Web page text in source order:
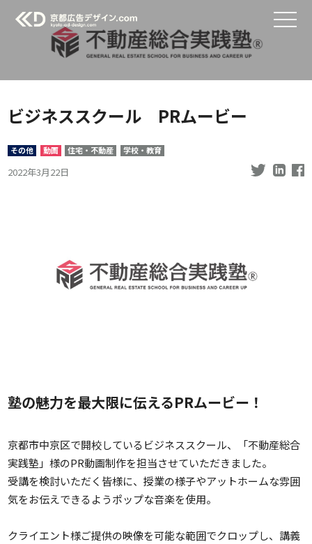
ビジネススクール PRムービー
その他 動画 住宅・不動産 学校・教育
2022年3月22日
塾の魅力を最大限に伝えるPRムービー！
京都市中京区で開校しているビジネススクール、「不動産総合
実践塾」様のPR動画制作を担当させていただきました。
受講を検討いただく皆様に、授業の様子やアットホームな雰囲
気をお伝えできるようポップな音楽を使用。
クライエント様ご提供の映像を可能な範囲でクロップし、講義